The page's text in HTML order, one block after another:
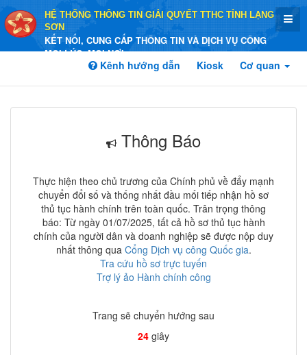
HỆ THỐNG THÔNG TIN GIẢI QUYẾT TTHC TỈNH LẠNG
SƠN
KẾT NỐI, CUNG CẤP THÔNG TIN VÀ DỊCH VỤ CÔNG
MỌI LÚC, MỌI NƠI
Kênh hướng dẫn Kiosk Cơ quan
Thông Báo
Thực hiện theo chủ trương của Chính phủ về đẩy mạnh
chuyển đổi số và thống nhất đầu mối tiếp nhận hồ sơ
thủ tục hành chính trên toàn quốc. Trân trọng thông
báo: Từ ngày 01/07/2025, tất cả hồ sơ thủ tục hành
chính của người dân và doanh nghiệp sẽ được nộp duy
nhất thông qua Cổng Dịch vụ công Quốc gia.
Tra cứu hồ sơ trực tuyến
Trợ lý ảo Hành chính công
Trang sẽ chuyển hướng sau
24 giây